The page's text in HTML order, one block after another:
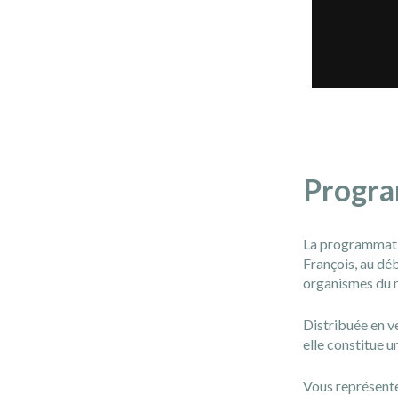
La
François, au
organismes du
Distribuée en
elle constitue
Vous